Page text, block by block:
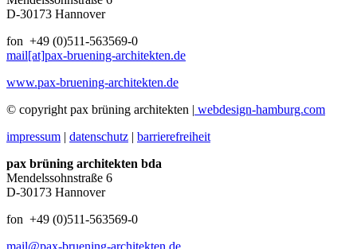
D-30173 Hannover
fon +49 (0)511-563569-0
mail[at]pax-bruening-architekten.de
www.pax-bruening-architekten.de
© copyright pax brüning architekten | webdesign-hamburg.com
impressum | datenschutz | barrierefreiheit
pax brüning architekten bda
Mendelssohnstraße 6
D-30173 Hannover
fon +49 (0)511-563569-0
mail@pax-bruening-architekten.de